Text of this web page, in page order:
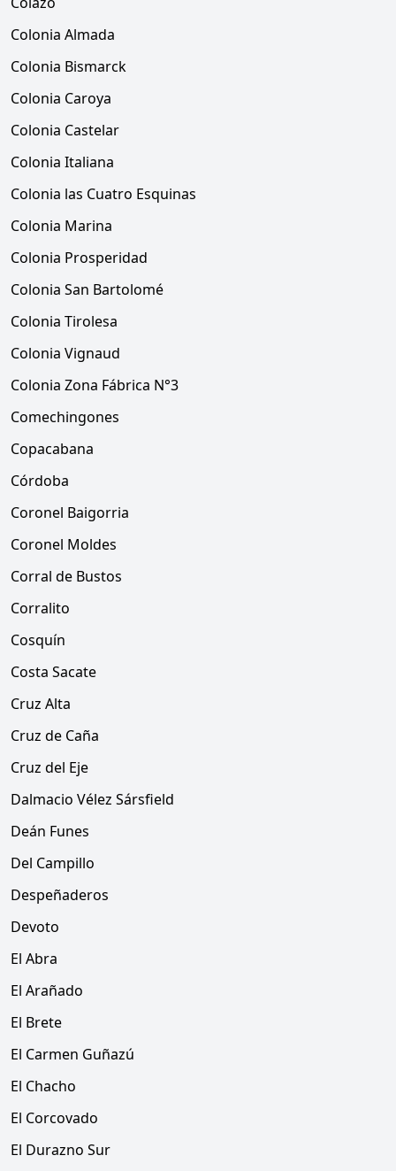
Colonia Almada
Colonia Bismarck
Colonia Caroya
Colonia Castelar
Colonia Italiana
Colonia las Cuatro Esquinas
Colonia Marina
Colonia Prosperidad
Colonia San Bartolomé
Colonia Tirolesa
Colonia Vignaud
Colonia Zona Fábrica N°3
Comechingones
Copacabana
Córdoba
Coronel Baigorria
Coronel Moldes
Corral de Bustos
Corralito
Cosquín
Costa Sacate
Cruz Alta
Cruz de Caña
Cruz del Eje
Dalmacio Vélez Sársfield
Deán Funes
Del Campillo
Despeñaderos
Devoto
El Abra
El Arañado
El Brete
El Carmen Guñazú
El Chacho
El Corcovado
El Durazno Sur